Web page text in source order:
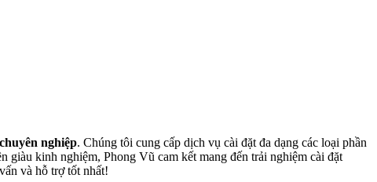
nghiệp. Chúng tôi cung cấp dịch vụ cài đặt đa dạng các loại phần
giàu kinh nghiệm, Phong Vũ cam kết mang đến trải nghiệm cài đặt
và hỗ trợ tốt nhất!